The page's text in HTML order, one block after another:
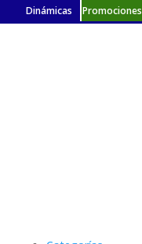
Dinámicas Promociones